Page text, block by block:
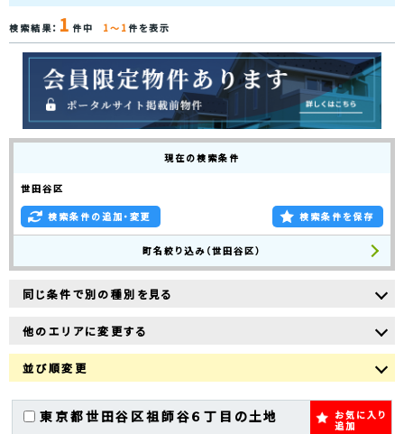
検索結果： 1 件中 1～1件を表示
現在の検索条件
世田谷区
検索条件の追加・変更 検索条件を保存
町名絞り込み（世田谷区）
同じ条件で別の種別を見る
他のエリアに変更する
並び順変更
東京都世田谷区祖師谷６丁目の土地
お気に入り
追加